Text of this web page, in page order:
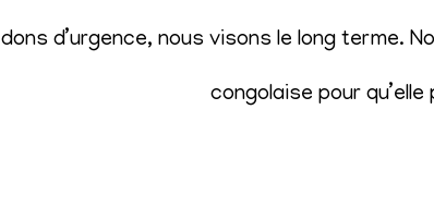
dons d’urgence, nous visons le long terme.
congolaise pour